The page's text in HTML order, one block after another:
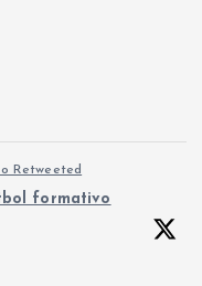
Retweeted
formativo